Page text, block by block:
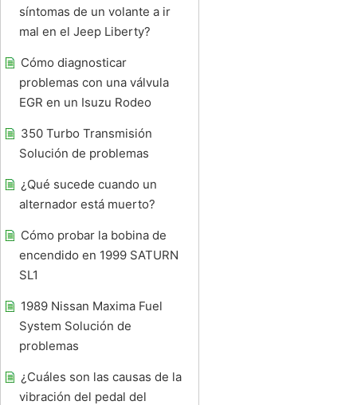
síntomas de un volante a ir
mal en el Jeep Liberty?
Cómo diagnosticar
problemas con una válvula
EGR en un Isuzu Rodeo
350 Turbo Transmisión
Solución de problemas
¿Qué sucede cuando un
alternador está muerto?
Cómo probar la bobina de
encendido en 1999 SATURN
SL1
1989 Nissan Maxima Fuel
System Solución de
problemas
¿Cuáles son las causas de la
vibración del pedal del